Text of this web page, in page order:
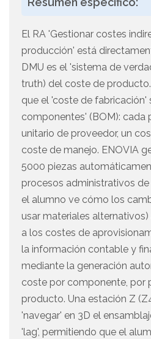
El RA 'Gestionar costes
producción' está
DMU es el 'sistema de
truth) del coste de
que el 'coste de fabricación'
componentes' (BOM): cada
unitario de proveedor, un
coste de manejo. ENOVIA
5000 piezas
procesos administrativos
el alumno ve cómo los
usar materiales
a los costes de
la información contable y
mediante la generación
coste por componente, por
producto. Una estación Z
'navegar' en 3D el
'lag', permitiendo que el